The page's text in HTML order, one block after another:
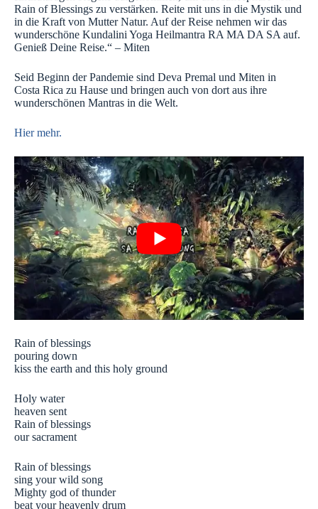
Rain of Blessings zu verstärken. Reite mit uns in die Mystik und
in die Kraft von Mutter Natur. Auf der Reise nehmen wir das
wunderschöne Kundalini Yoga Heilmantra RA MA DA SA auf.
Genieß Deine Reise.“ – Miten
Seid Beginn der Pandemie sind Deva Premal und Miten in
Costa Rica zu Hause und bringen auch von dort aus ihre
wunderschönen Mantras in die Welt.
Hier mehr.
Rain of blessings
pouring down
kiss the earth and this holy ground
Holy water
heaven sent
Rain of blessings
our sacrament
Rain of blessings
sing your wild song
Mighty god of thunder
beat your heavenly drum